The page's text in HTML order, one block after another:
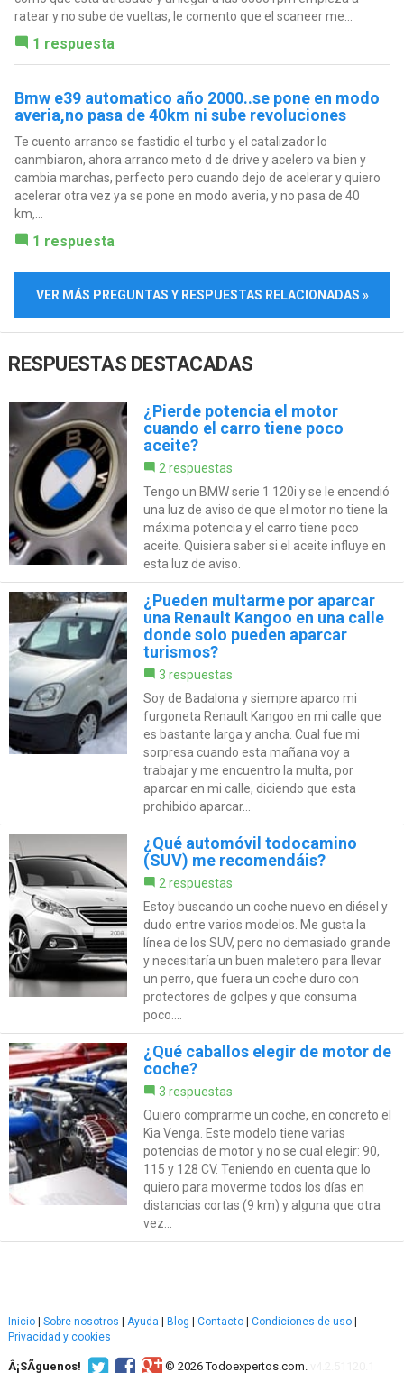
ratear y no sube de vueltas, le comento que el scaneer me...
1 respuesta
Bmw e39 automatico año 2000..se pone en modo
averia,no pasa de 40km ni sube revoluciones
Te cuento arranco se fastidio el turbo y el catalizador lo
canmbiaron, ahora arranco meto d de drive y acelero va bien y
cambia marchas, perfecto pero cuando dejo de acelerar y quiero
acelerar otra vez ya se pone en modo averia, y no pasa de 40
km,...
1 respuesta
VER MÁS PREGUNTAS Y RESPUESTAS RELACIONADAS »
RESPUESTAS DESTACADAS
¿Pierde potencia el motor
cuando el carro tiene poco
aceite?
2 respuestas
Tengo un BMW serie 1 120i y se le encendió
una luz de aviso de que el motor no tiene la
máxima potencia y el carro tiene poco
aceite. Quisiera saber si el aceite influye en
esta luz de aviso.
¿Pueden multarme por aparcar
una Renault Kangoo en una calle
donde solo pueden aparcar
turismos?
3 respuestas
Soy de Badalona y siempre aparco mi
furgoneta Renault Kangoo en mi calle que
es bastante larga y ancha. Cual fue mi
sorpresa cuando esta mañana voy a
trabajar y me encuentro la multa, por
aparcar en mi calle, diciendo que esta
prohibido aparcar...
¿Qué automóvil todocamino
(SUV) me recomendáis?
2 respuestas
Estoy buscando un coche nuevo en diésel y
dudo entre varios modelos. Me gusta la
línea de los SUV, pero no demasiado grande
y necesitaría un buen maletero para llevar
un perro, que fuera un coche duro con
protectores de golpes y que consuma
poco....
¿Qué caballos elegir de motor de
coche?
3 respuestas
Quiero comprarme un coche, en concreto el
Kia Venga. Este modelo tiene varias
potencias de motor y no se cual elegir: 90,
115 y 128 CV. Teniendo en cuenta que lo
quiero para moverme todos los días en
distancias cortas (9 km) y alguna que otra
vez...
Inicio | Sobre nosotros | Ayuda | Blog | Contacto | Condiciones de uso |
Privacidad y cookies
Â¡SÃ­guenos! © 2026 Todoexpertos.com.